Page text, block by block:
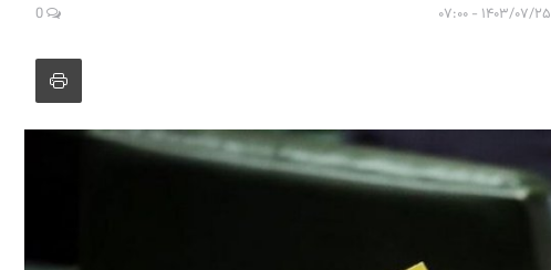
۱۴۰۳/۰۷/۲۵ - ۰۷:۰۰ 0